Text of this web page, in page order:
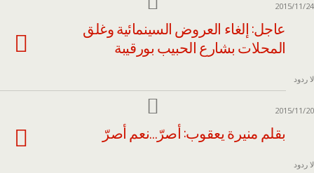
2015/11/24
عاجل: إلغاء العروض السينمائية وغلق
المحلات بشارع الحبيب بورقيبة
لا ردود
2015/11/20
بقلم منيرة يعقوب: أصرّ…نعم أصرّ
لا ردود